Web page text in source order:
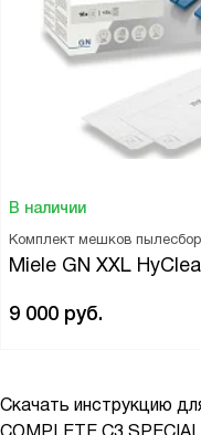
В наличии
Комплект мешков
Miele GN XXL
9 000 руб.
Скачать инструкцию
COMPLETE C3